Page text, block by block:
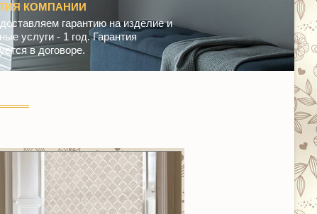
КОМПАНИИ
гарантию на изделие и
услуги - 1 год. Гарантия
в договоре.